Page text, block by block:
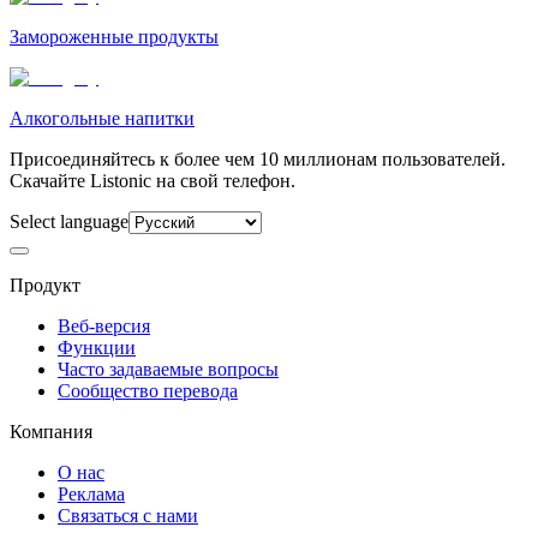
Замороженные продукты
Алкогольные напитки
Присоединяйтесь к более чем 10 миллионам пользователей.
Скачайте Listonic на свой телефон.
Select language
Продукт
Веб-версия
Функции
Часто задаваемые вопросы
Сообщество перевода
Компания
О нас
Реклама
Связаться с нами